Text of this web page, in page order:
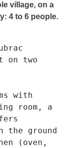
village, on a
4 to 6 people.
on two
with
room, a
the ground
(oven,